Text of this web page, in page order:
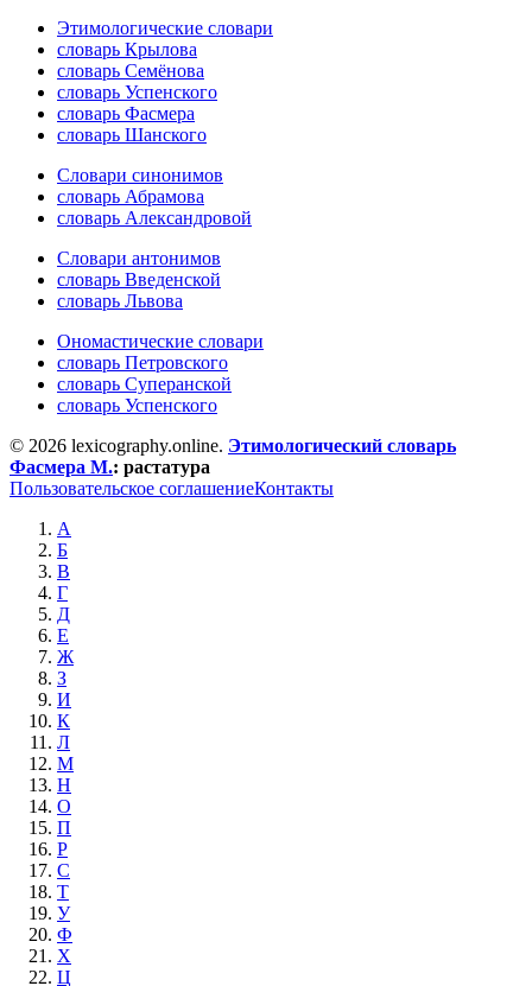
Этимологические словари
словарь Крылова
словарь Семёнова
словарь Успенского
словарь Фасмера
словарь Шанского
Словари синонимов
словарь Абрамова
словарь Александровой
Словари антонимов
словарь Введенской
словарь Львова
Ономастические словари
словарь Петровского
словарь Суперанской
словарь Успенского
© 2026 lexicography.online. Этимологический словарь
Фасмера М.: растатура
Пользовательское соглашениеКонтакты
А
Б
В
Г
Д
Е
Ж
З
И
К
Л
М
Н
О
П
Р
С
Т
У
Ф
Х
Ц